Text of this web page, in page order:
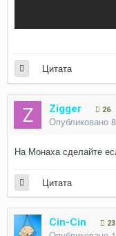
Цитата
Zigger 26
Опубликовано
На Монаха сделайте
Цитата
Cin-Cin 23